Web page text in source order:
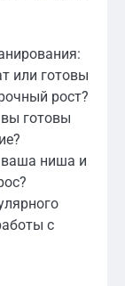
или готовы
рост?
готовы
ваша ниша и
с